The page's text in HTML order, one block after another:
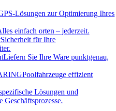
Lösungen zur Optimierung Ihres
einfach orten – jederzeit.
Sicherheit für Ihre
Liefern Sie Ihre Ware punktgenau,
Poolfahrzeuge effizient
Lösungen und
Geschäftsprozesse.